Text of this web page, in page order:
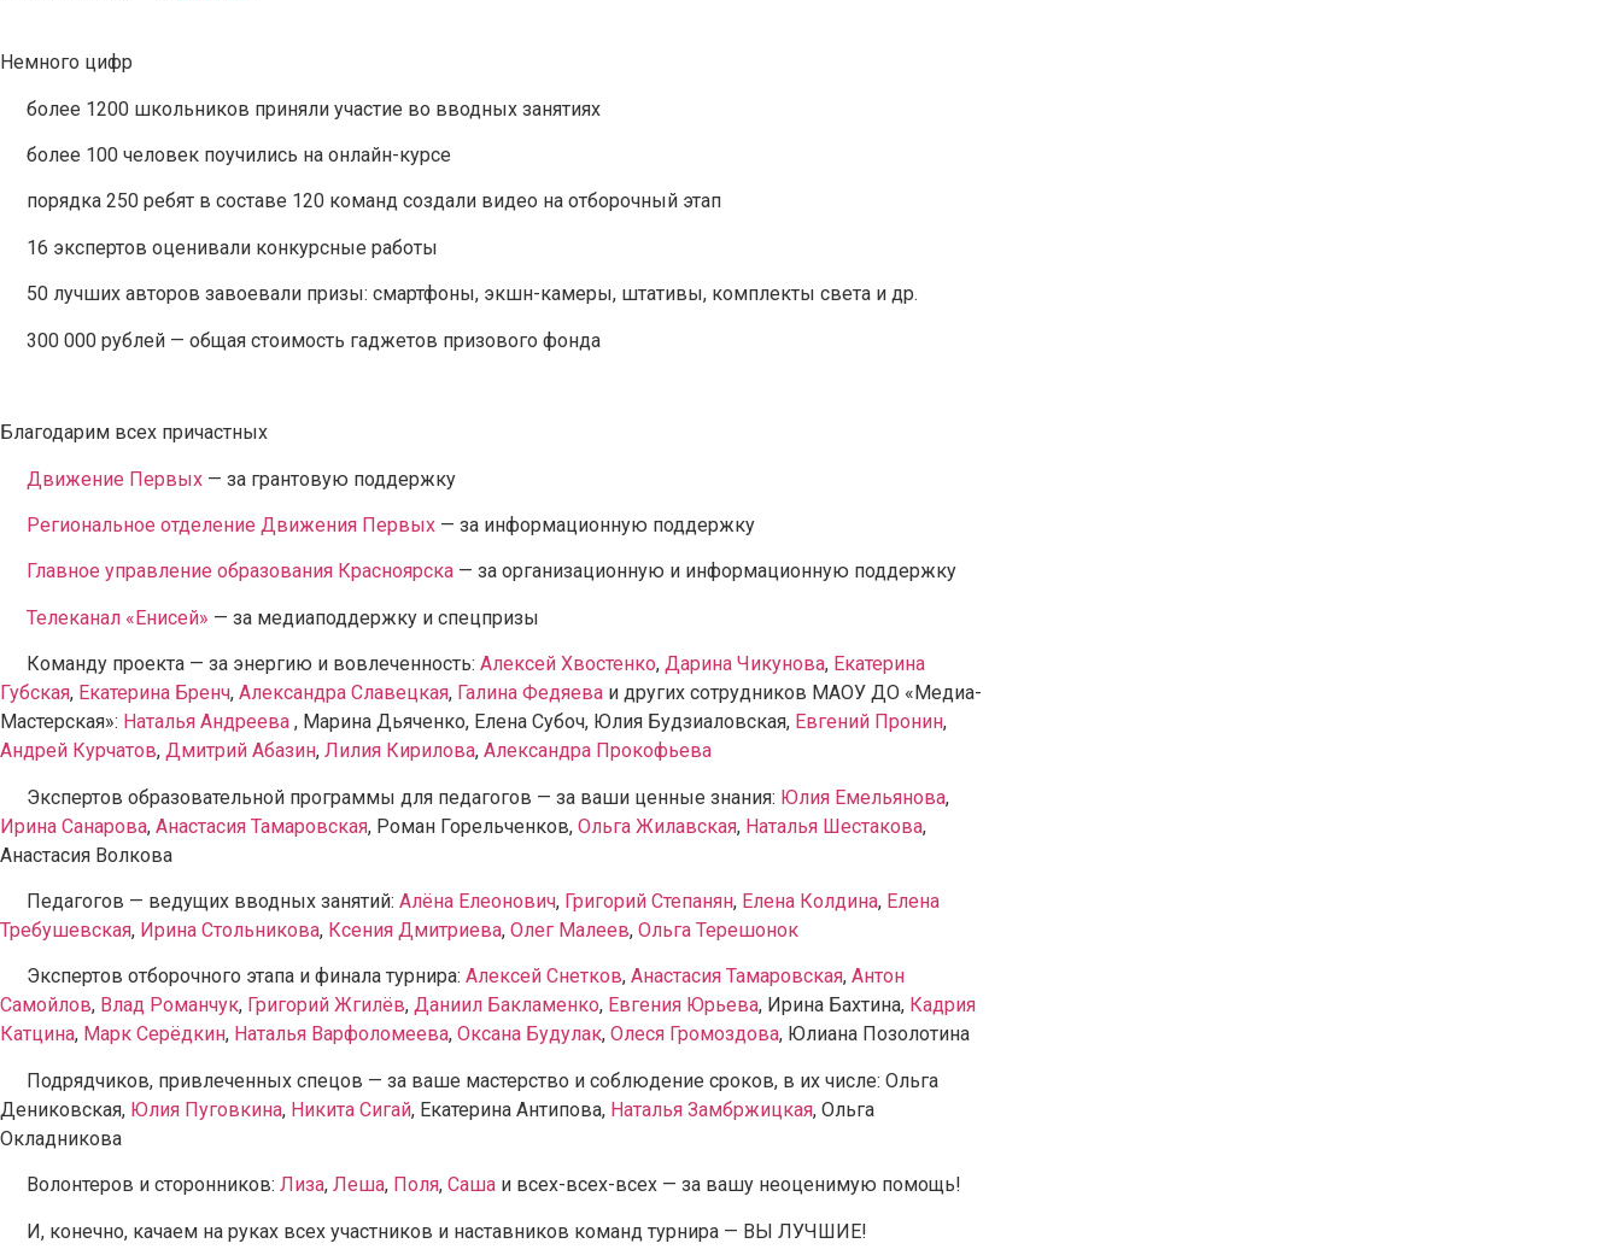
Немного цифр
более 1200 школьников приняли участие во вводных занятиях
более 100 человек поучились на онлайн-курсе
порядка 250 ребят в составе 120 команд создали видео на отборочный этап
16 экспертов оценивали конкурсные работы
50 лучших авторов завоевали призы: смартфоны, экшн-камеры, штативы, комплекты света и др.
300 000 рублей — общая стоимость гаджетов призового фонда
Благодарим всех причастных
Движение Первых — за грантовую поддержку
Региональное отделение Движения Первых — за информационную поддержку
Главное управление образования Красноярска — за организационную и информационную поддержку
Телеканал «Енисей» — за медиаподдержку и спецпризы
Команду проекта — за энергию и вовлеченность:Алексей Хвостенко,Дарина Чикунова, Екатерина
Губская, Екатерина Бренч, Александра Славецкая, Галина Федяева и других сотрудников МАОУ ДО «Медиа-
Мастерская»: Наталья Андреева , Марина Дьяченко, Елена Субоч, Юлия Будзиаловская, Евгений Пронин,
Андрей Курчатов, Дмитрий Абазин, Лилия Кирилова, Александра Прокофьева
Экспертов образовательной программы для педагогов — за ваши ценные знания: Юлия Емельянова,
Ирина Санарова, Анастасия Тамаровская, Роман Горельченков, Ольга Жилавская, Наталья Шестакова,
Анастасия Волкова
Педагогов — ведущих вводных занятий:Алёна Елеонович, Григорий Степанян, Елена Колдина, Елена
Требушевская, Ирина Стольникова, Ксения Дмитриева, Олег Малеев, Ольга Терешонок
Экспертов отборочного этапа и финала турнира:Алексей Снетков,Анастасия Тамаровская,Антон
Самойлов, Влад Романчук, Григорий Жгилёв, Даниил Бакламенко, Евгения Юрьева, Ирина Бахтина, Кадрия
Катцина, Марк Серёдкин, Наталья Варфоломеева, Оксана Будулак, Олеся Громоздова, Юлиана Позолотина
Подрядчиков, привлеченных спецов — за ваше мастерство и соблюдение сроков, в их числе: Ольга
Дениковская, Юлия Пуговкина, Никита Сигай, Екатерина Антипова, Наталья Замбржицкая, Ольга
Окладникова
Волонтеров и сторонников:Лиза,Леша, Поля,Саша и всех-всех-всех — за вашу неоценимую помощь!
И, конечно, качаем на руках всех участников и наставников команд турнира — ВЫ ЛУЧШИЕ!